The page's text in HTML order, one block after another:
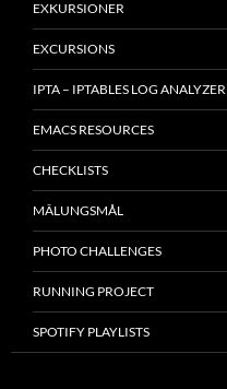
EXKURSIONER
EXCURSIONS
IPTA – IPTABLES LOG ANALYZER
EMACS RESOURCES
CHECKLISTS
MÂLUNGSMÅL
PHOTO CHALLENGES
RUNNING PROJECT
SPOTIFY PLAYLISTS